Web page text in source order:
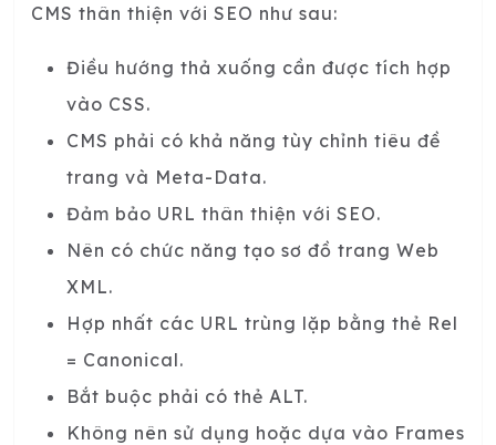
CMS thân thiện với SEO như sau:
Điều hướng thả xuống cần được tích hợp
vào CSS.
CMS phải có khả năng tùy chỉnh tiêu đề
trang và Meta-Data.
Đảm bảo URL thân thiện với SEO.
Nên có chức năng tạo sơ đồ trang Web
XML.
Hợp nhất các URL trùng lặp bằng thẻ Rel
= Canonical.
Bắt buộc phải có thẻ ALT.
Không nên sử dụng hoặc dựa vào Frames